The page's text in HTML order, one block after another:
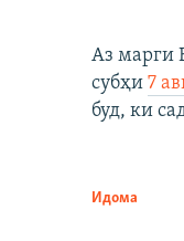
Аз марги
субҳи 7
буд, ки
Идома